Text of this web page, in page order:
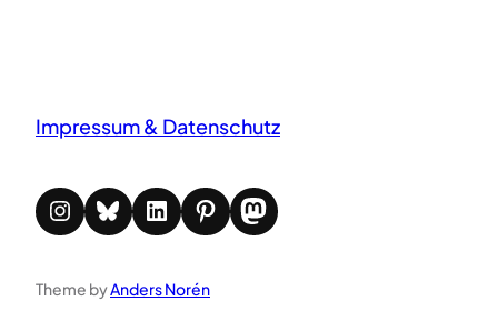
Impressum & Datenschutz
Instagram Bluesky LinkedIn Pinterest Mastodon
Theme byAnders Norén